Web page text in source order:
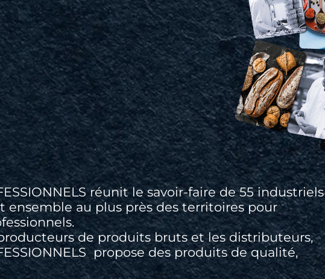
réunit le savoir-faire de 55 industriels
ensemble au plus près des territoires pour
de produits bruts et les distributeurs,
propose des produits de qualité,